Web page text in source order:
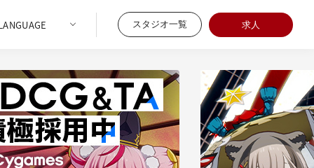
スタジオ一覧 求人